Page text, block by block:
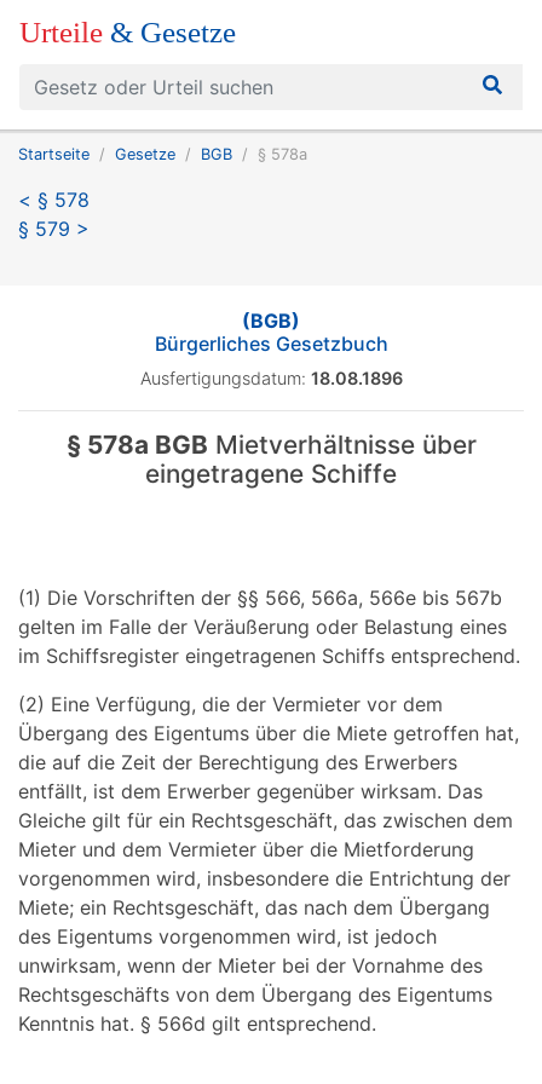
Urteile & Gesetze
Startseite Gesetze BGB § 578a
< § 578
§ 579 >
(BGB)
Bürgerliches Gesetzbuch
Ausfertigungsdatum: 18.08.1896
§ 578a BGB Mietverhältnisse über
eingetragene Schiffe
(1) Die Vorschriften der §§ 566, 566a, 566e bis 567b
gelten im Falle der Veräußerung oder Belastung eines
im Schiffsregister eingetragenen Schiffs entsprechend.
(2) Eine Verfügung, die der Vermieter vor dem
Übergang des Eigentums über die Miete getroffen hat,
die auf die Zeit der Berechtigung des Erwerbers
entfällt, ist dem Erwerber gegenüber wirksam. Das
Gleiche gilt für ein Rechtsgeschäft, das zwischen dem
Mieter und dem Vermieter über die Mietforderung
vorgenommen wird, insbesondere die Entrichtung der
Miete; ein Rechtsgeschäft, das nach dem Übergang
des Eigentums vorgenommen wird, ist jedoch
unwirksam, wenn der Mieter bei der Vornahme des
Rechtsgeschäfts von dem Übergang des Eigentums
Kenntnis hat. § 566d gilt entsprechend.